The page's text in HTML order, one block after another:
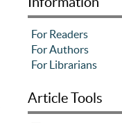
For Readers
For Authors
For Librarians
Article Tools